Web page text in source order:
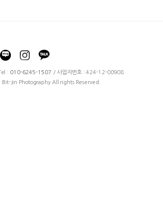
: 010-6245-1507 / 사업자번호 : 424-12-00908
Jin Photography All rights Reserved.